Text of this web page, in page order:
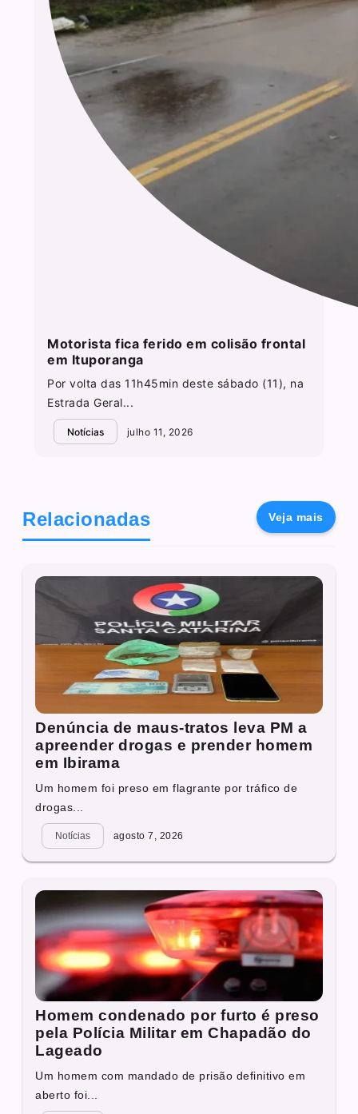
Motorista fica ferido em colisão frontal
em Ituporanga
Por volta das 11h45min deste sábado (11), na
Estrada Geral...
Notícias julho 11, 2026
Relacionadas Veja mais
Denúncia de maus-tratos leva PM a
apreender drogas e prender homem
em Ibirama
Um homem foi preso em flagrante por tráfico de
drogas...
Notícias agosto 7, 2026
Homem condenado por furto é preso
pela Polícia Militar em Chapadão do
Lageado
Um homem com mandado de prisão definitivo em
aberto foi...